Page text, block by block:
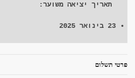
תאריך יציאה משוער:
23 בינואר 2025
פרטי תשלום